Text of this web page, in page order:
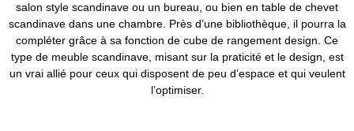
salon style scandinave ou un bureau, ou bien en table de chevet
scandinave dans une chambre. Près d’une bibliothèque, il pourra la
compléter grâce à sa fonction de cube de rangement design. Ce
type de meuble scandinave, misant sur la praticité et le design, est
un vrai allié pour ceux qui disposent de peu d’espace et qui veulent
l’optimiser.